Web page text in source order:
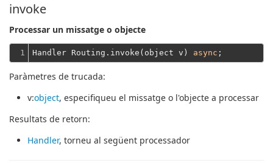
invoke
Processar un missatge o objecte
1 Handler Routing.invoke(object v) async
Paràmetres de trucada:
v:object, especifiqueu el missatge o l'objecte a processar
Resultats de retorn:
Handler, torneu al següent processador